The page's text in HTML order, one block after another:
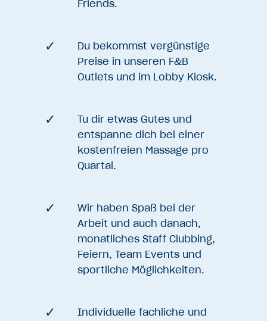
Friends.
Du bekommst vergünstige
Preise in unseren F&B
Outlets und im Lobby Kiosk.
Tu dir etwas Gutes und
entspanne dich bei einer
kostenfreien Massage pro
Quartal.
Wir haben Spaß bei der
Arbeit und auch danach,
monatliches Staff Clubbing,
Feiern, Team Events und
sportliche Möglichkeiten.
Individuelle fachliche und